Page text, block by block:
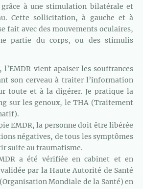
à une stimulation bilatérale et
Cette sollicitation, à gauche et à
fait avec des mouvements oculaires,
partie du corps, ou des stimulis
l’EMDR vient apaiser les souffrances
son cerveau à traiter l’information
toute et à la digérer. Je pratique la
sur les genoux, le THA (Traitement
EMDR, la personne doit être libérée
négatives, de tous les symptômes
suite au traumatisme.
a été vérifiée en cabinet et en
par la Haute Autorité de Santé
Mondiale de la Santé) en